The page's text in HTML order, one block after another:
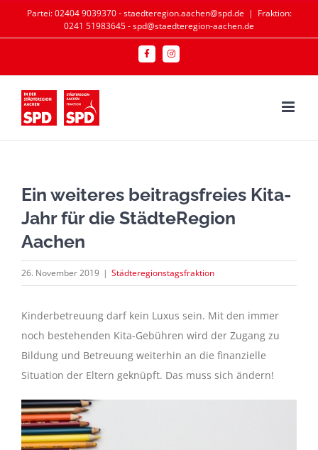
Partei: 02404 9039370 - staedteregion.aachen@spd.de | Fraktion:
0241 51983645 - spd@staedteregion-aachen.de
FacebookInstagram
Ein weiteres beitragsfreies Kita-
Jahr für die StädteRegion
Aachen
26. November 2019 | Städteregionstagsfraktion
Kinderbetreuung darf kein Luxus sein. Mit den immer
noch bestehenden Kita-Gebühren wird der Zugang zu
Bildung und Betreuung weiterhin an die finanzielle
Situation der Eltern geknüpft. Das muss sich ändern!